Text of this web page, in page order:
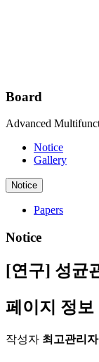
Board
Advanced
Notice
Gallery
Notice
Papers
Notice
[연구] 성균
페이지 정보
작성자 최고관리자